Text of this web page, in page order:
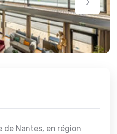
de Nantes, en région